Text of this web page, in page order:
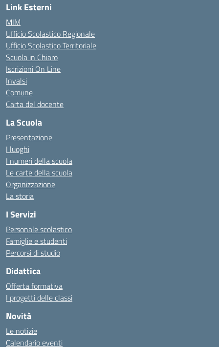
Link Esterni
MIM
Ufficio Scolastico Regionale
Ufficio Scolastico Territoriale
Scuola in Chiaro
Iscrizioni On Line
Invalsi
Comune
Carta del docente
La Scuola
Presentazione
I luoghi
I numeri della scuola
Le carte della scuola
Organizzazione
La storia
I Servizi
Personale scolastico
Famiglie e studenti
Percorsi di studio
Didattica
Offerta formativa
I progetti delle classi
Novità
Le notizie
Calendario eventi